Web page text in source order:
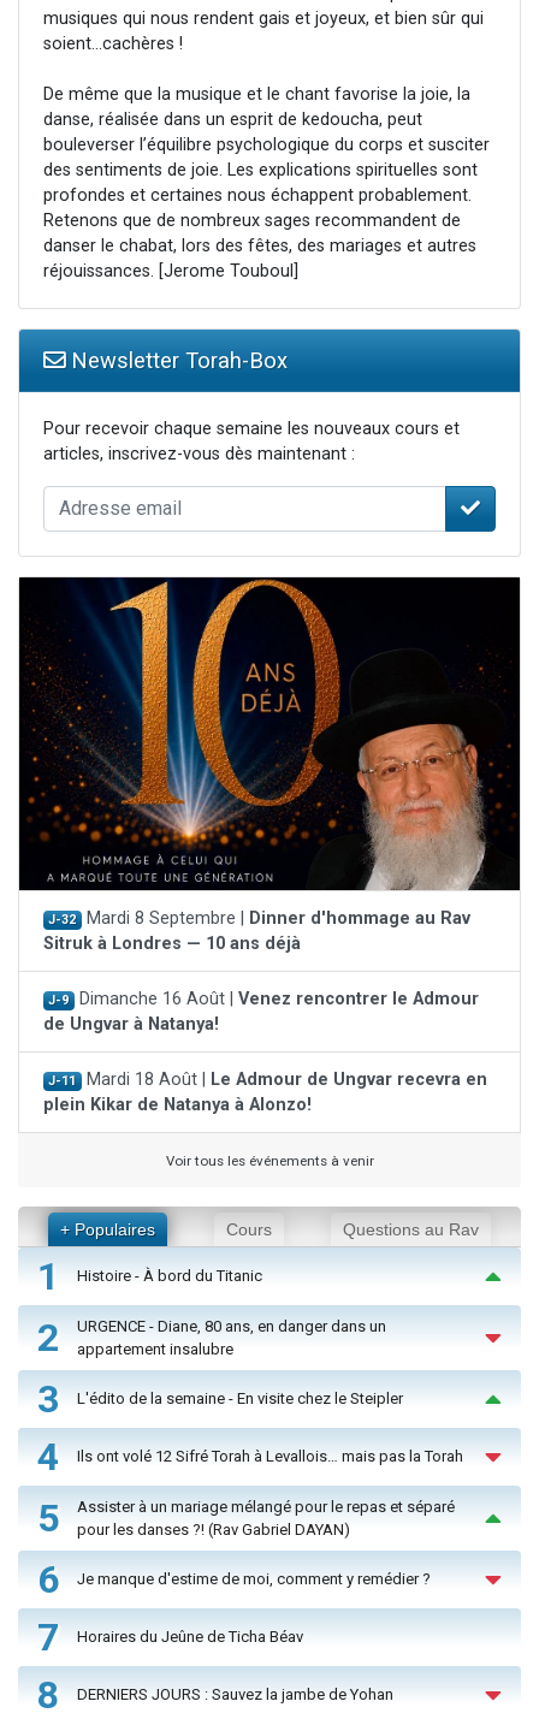
musiques qui nous rendent gais et joyeux, et bien sûr qui
soient…cachères !
De même que la musique et le chant favorise la joie, la
danse, réalisée dans un esprit de kedoucha, peut
bouleverser l’équilibre psychologique du corps et susciter
des sentiments de joie. Les explications spirituelles sont
profondes et certaines nous échappent probablement.
Retenons que de nombreux sages recommandent de
danser le chabat, lors des fêtes, des mariages et autres
réjouissances. [Jerome Touboul]
Newsletter Torah-Box
Pour recevoir chaque semaine les nouveaux cours et
articles, inscrivez-vous dès maintenant :
J-32 Mardi 8 Septembre |
Dinner d'hommage au Rav
Sitruk à Londres — 10 ans déjà
J-9 Dimanche 16 Août | Venez rencontrer le Admour
de Ungvar à Natanya!
J-11 Mardi 18 Août |
Le Admour de Ungvar recevra en
plein Kikar de Natanya à Alonzo!
Voir tous les événements à venir
+ Populaires Cours Questions au Rav
1 Histoire - À bord du Titanic
2
URGENCE - Diane, 80 ans, en danger dans un
appartement insalubre
3 L'édito de la semaine - En visite chez le Steipler
4 Ils ont volé 12 Sifré Torah à Levallois… mais pas la Torah
5
Assister à un mariage mélangé pour le repas et séparé
pour les danses ?! (Rav Gabriel DAYAN)
6 Je manque d'estime de moi, comment y remédier ?
7 Horaires du Jeûne de Ticha Béav
8 DERNIERS JOURS : Sauvez la jambe de Yohan